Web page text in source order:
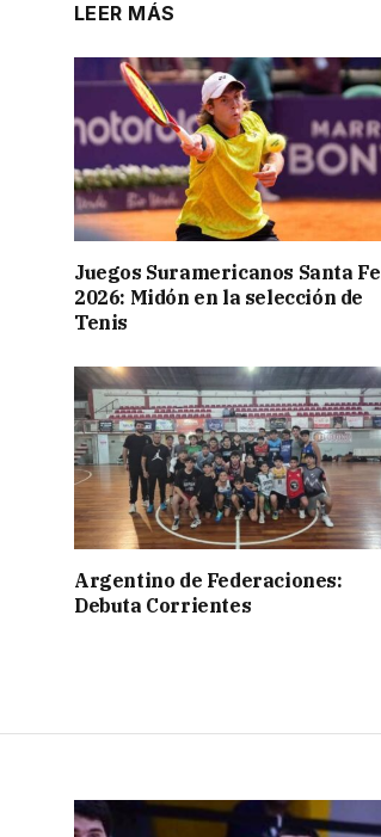
LEER MÁS
Juegos Suramericanos Santa Fe
2026: Midón en la selección de
Tenis
Argentino de Federaciones:
Debuta Corrientes